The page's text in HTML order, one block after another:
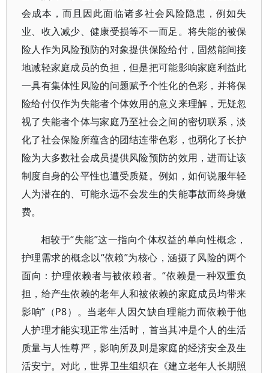
会成本，而且因此面临诸多社会风险隐患，例如失
业、收入减少、健康受损等不一而足。将失能的被保
险人作为风险预防的对象提供保险给付，固然能间接
地减轻家庭成员的负担，但是把可能影响家庭利益此
一具有集体性风险的问题赋予个性化的色彩，并将保
险给付仅作为失能者个体效用的意义来理解，无疑忽
视了失能者个体与家庭乃至社会之间的密切联系，淡
化了社会保险所蕴含的团结连带色彩，也弱化了长护
险为大多数社会成员提供风险预防的效用，进而让该
制度自身的公平性也遭受质疑。例如，如何说服年轻
人为潜在的、可能永远不会发生的失能事故而终身缴
费。
相较于“失能”这一指向个体权益的单向性概念，
护理需求的概念以“依赖”为核心，涵摄了风险的两个
面向：护理依赖者与被依赖者。“依赖是一种双重负
担，给产生依赖的老年人和被依赖的家庭成员均带来
影响”（P8）。当老年人因欠缺自理能力而依赖于他
人护理才能实现正常生活时，首当其冲是个人的生活
质量与人性尊严，影响所及则是家庭的经济安全及生
活安宁。对此，世界卫生组织在《建立老年人长期照